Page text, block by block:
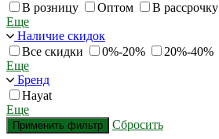
В розницу Оптом
В рассрочку
Еще
Наличие скидок
Все скидки
0%-20% 20%-40%
Еще
Бренд
Hayat
Еще
Применить фильтр Сбросить